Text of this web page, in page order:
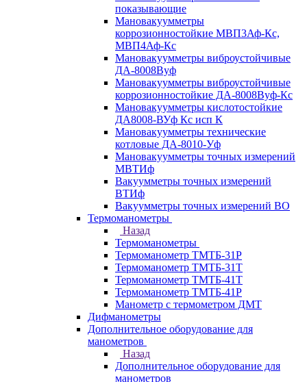
показывающие
Мановакуумметры
коррозионностойкие МВП3Аф-Кс,
МВП4Аф-Кс
Мановакуумметры виброустойчивые
ДА-8008Вуф
Мановакуумметры виброустойчивые
коррозионностойкие ДА-8008Вуф-Кс
Мановакуумметры кислотостойкие
ДА8008-ВУф Кс исп К
Мановакуумметры технические
котловые ДА-8010-Уф
Мановакуумметры точных измерений
МВТИф
Вакуумметры точных измерений
ВТИф
Вакуумметры точных измерений ВО
Термоманометры
Назад
Термоманометры
Термоманометр ТМТБ-31Р
Термоманометр ТМТБ-31Т
Термоманометр ТМТБ-41Т
Термоманометр ТМТБ-41Р
Манометр с термометром ДМТ
Дифманометры
Дополнительное оборудование для
манометров
Назад
Дополнительное оборудование для
манометров